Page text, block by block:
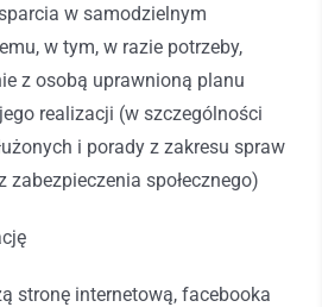
w samodzielnym
w tym, w razie potrzeby,
z osobą uprawnioną planu
realizacji (w szczególności
i porady z zakresu spraw
zabezpieczenia społecznego)
stronę internetową, facebooka